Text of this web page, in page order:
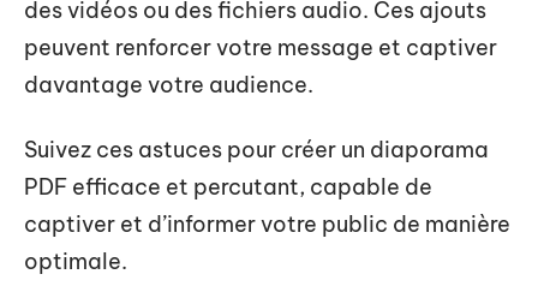
des vidéos ou des fichiers audio. Ces ajouts
peuvent renforcer votre message et captiver
davantage votre audience.
Suivez ces astuces pour créer un diaporama
PDF efficace et percutant, capable de
captiver et d’informer votre public de manière
optimale.